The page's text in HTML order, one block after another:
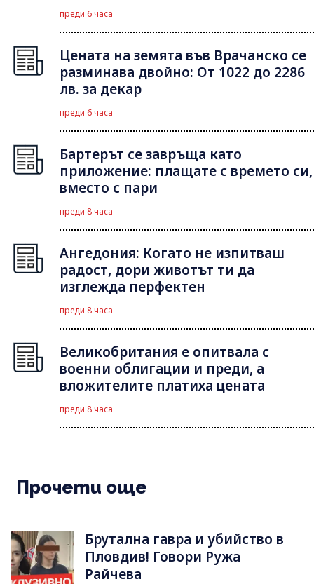
преди 6 часа
Цената на земята във Врачанско се
разминава двойно: От 1022 до 2286
лв. за декар
преди 6 часа
Бартерът се завръща като
приложение: плащате с времето си,
вместо с пари
преди 8 часа
Ангедония: Когато не изпитваш
радост, дори животът ти да
изглежда перфектен
преди 8 часа
Великобритания е опитвала с
военни облигации и преди, а
вложителите платиха цената
преди 8 часа
Прочети още
Брутална гавра и убийство в
Пловдив! Говори Ружа
Райчева